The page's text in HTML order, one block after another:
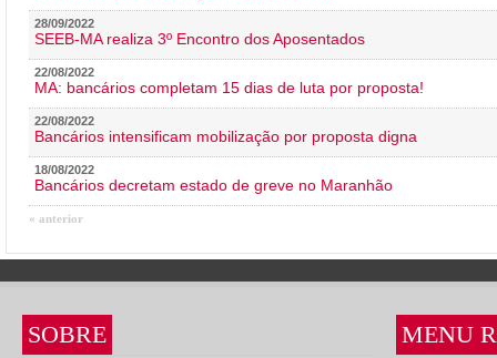
28/09/2022
SEEB-MA realiza 3º Encontro dos Aposentados
22/08/2022
MA: bancários completam 15 dias de luta por proposta!
22/08/2022
Bancários intensificam mobilização por proposta digna
18/08/2022
Bancários decretam estado de greve no Maranhão
« anterior
SOBRE MENU